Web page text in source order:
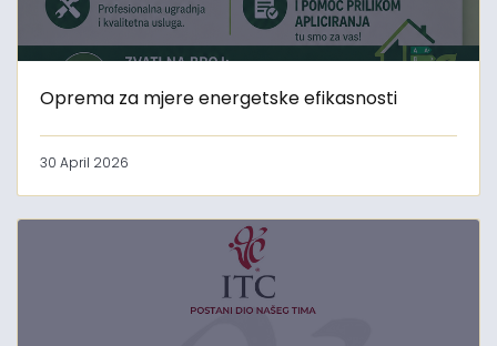
Oprema za mjere energetske efikasnosti
30 April 2026